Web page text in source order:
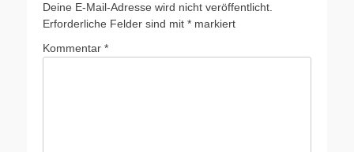
Deine E-Mail-Adresse wird nicht veröffentlicht.
Erforderliche Felder sind mit * markiert
Kommentar *